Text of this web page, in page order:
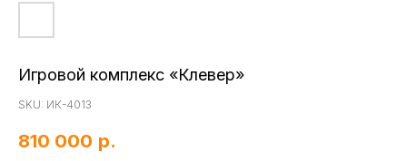
Игровой комплекс «Клевер»
SKU: ИК-4013
810 000 р.